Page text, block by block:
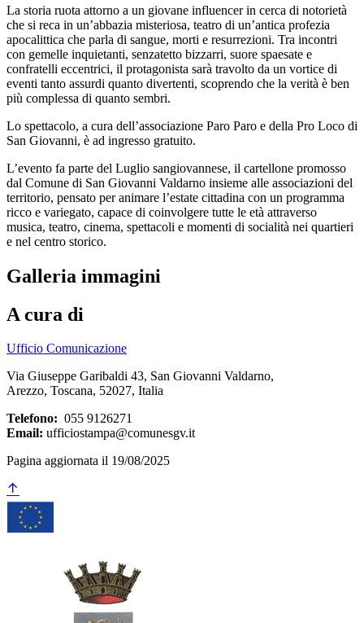
La storia ruota attorno a un giovane influencer in cerca di notorietà
che si reca in un’abbazia misteriosa, teatro di un’antica profezia
apocalittica che parla di sangue, morti e resurrezioni. Tra incontri
con gemelle inquietanti, senzatetto bizzarri, suore spaesate e
confratelli eccentrici, il protagonista sarà travolto da un vortice di
eventi tanto assurdi quanto divertenti, scoprendo che la verità è ben
più complessa di quanto sembri.
Lo spettacolo, a cura dell’associazione Paro Paro e della Pro Loco di
San Giovanni, è ad ingresso gratuito.
L’evento fa parte del Luglio sangiovannese, il cartellone promosso
dal Comune di San Giovanni Valdarno insieme alle associazioni del
territorio, pensato per animare l’estate cittadina con un programma
ricco e variegato, capace di coinvolgere tutte le età attraverso
musica, teatro, cinema, spettacoli e momenti di socialità nei quartieri
e nel centro storico.
Galleria immagini
A cura di
Ufficio Comunicazione
Via Giuseppe Garibaldi 43, San Giovanni Valdarno,
Arezzo, Toscana, 52027, Italia
Telefono: 055 9126271
Email: ufficiostampa@comunesgv.it
Pagina aggiornata il 19/08/2025